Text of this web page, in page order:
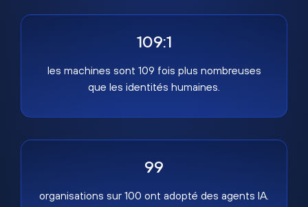
109:1
les machines sont 109 fois plus nombreuses
que les identités humaines.
99
organisations sur 100 ont adopté des agents IA.